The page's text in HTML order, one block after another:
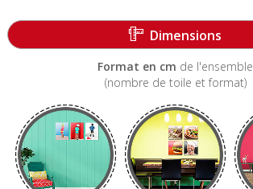
Dimensions
Format en cm de l'ensemble
(nombre de toile et format)